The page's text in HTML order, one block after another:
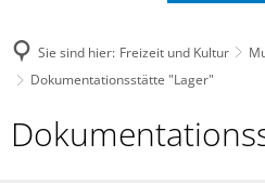
Sie sind hier: Freizeit und Kultur
Dokumentationsstätte "Lager"